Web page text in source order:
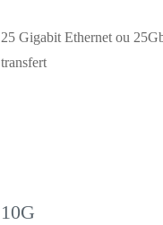
25 Gigabit Ethernet ou
transfert
10G